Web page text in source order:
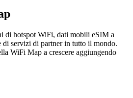
di hotspot WiFi, dati mobili eSIM a
di servizi di partner in tutto il mondo.
WiFi Map a crescere aggiungendo